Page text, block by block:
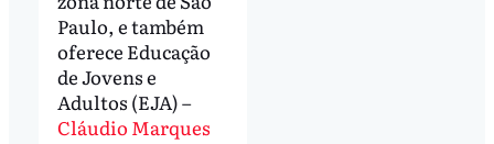
Paulo, e também
oferece Educação
de Jovens e
Adultos (EJA) –
Cláudio Marques